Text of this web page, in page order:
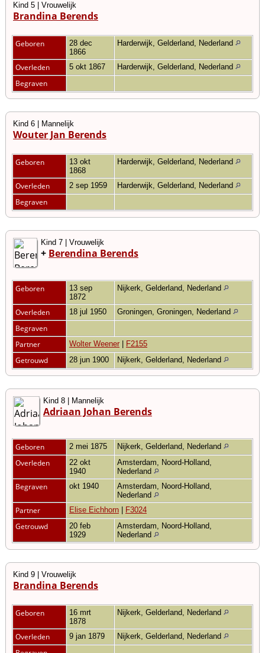
Kind 5 | Vrouwelijk
Brandina Berends
Geboren
28 dec
1866
Harderwijk, Gelderland, Nederland
Overleden 5 okt 1867 Harderwijk, Gelderland, Nederland
Begraven
Kind 6 | Mannelijk
Wouter Jan Berends
Geboren
13 okt
1868
Harderwijk, Gelderland, Nederland
Overleden 2 sep 1959 Harderwijk, Gelderland, Nederland
Begraven
Kind 7 | Vrouwelijk
+ Berendina Berends
Geboren
13 sep
1872
Nijkerk, Gelderland, Nederland
Overleden 18 jul 1950 Groningen, Groningen, Nederland
Begraven
Partner
Wolter Weener F2155
Getrouwd 28 jun 1900 Nijkerk, Gelderland, Nederland
Kind 8 | Mannelijk
Adriaan Johan Berends
Geboren 2 mei 1875 Nijkerk, Gelderland, Nederland
Overleden
22 okt
1940
Amsterdam, Noord-Holland,
Nederland
Begraven okt 1940
Amsterdam, Noord-Holland,
Nederland
Partner Elise Eichhorn F3024
Getrouwd
20 feb
1929
Amsterdam, Noord-Holland,
Nederland
Kind 9 | Vrouwelijk
Brandina Berends
Geboren
16 mrt
1878
Nijkerk, Gelderland, Nederland
Overleden 9 jan 1879 Nijkerk, Gelderland, Nederland